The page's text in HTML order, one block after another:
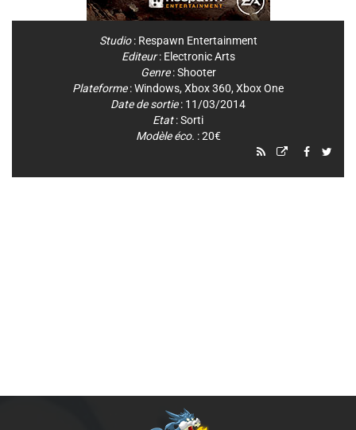
Studio: Respawn Entertainment
Editeur: Electronic Arts
Genre:Shooter
Plateforme:Windows, Xbox 360, Xbox One
Date de sortie: 11/03/2014
Etat: Sorti
Modèle éco. : 20€